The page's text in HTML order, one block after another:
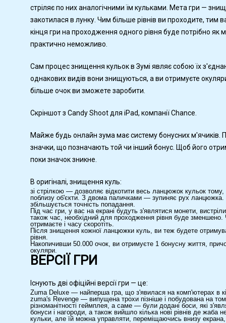
стріляє по них аналогічними їм кульками. Мета гри —
закотилася в лунку. Чим більше рівнів ви проходите,
кінця гри на проходження одного рівня буде потрібно як
практично неможливо.
Сам процес знищення кульок в Зумі являє собою їх
однакових видів вони знищуються, а ви отримуєте
більше очок ви зможете заробити.
Скріншот з Candy Shoot для iPad, компанії Chance.
Майже будь онлайн зума має систему бонусних м'ячиків.
значки, що позначають той чи інший бонус. Щоб його
поки значок зникне.
В оригіналі, знищення куль:
зі стрілкою — дозволяє відкотити весь ланцюжок кульок
поблизу об'єкти. З двома паличками — зупиняє рух
збільшується точність попадання.
Під час гри, у вас на екрані будуть з'являтися монети,
також час, необхідний для проходження рівня буде
отримаєте і часу скоротіть.
Після знищення кожної ланцюжки куль, ви теж будете
рівня.
Накопичивши 50.000 очок, ви отримуєте 1 бонусну життя,
окуляри.
ВЕРСІЇ ГРИ
Існують дві офіційні версії гри — це:
Zuma Deluxe — найперша гра, що з'явилася на комп'ютерах в
zuma's Revenge — випущена трохи пізніше і побудована на
різноманітності геймплея, а саме — були додані боси, які
бонуси і нагороди, а також вийшло кілька нові рівнів де жаба
кульки, але їй можна управляти, переміщаючись внизу